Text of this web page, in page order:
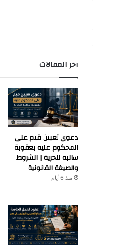
آخر المقالات
دعوى تعيين قيم على
المحكوم عليه بعقوبة
سالبة للحرية | الشروط
والصيغة القانونية
منذ 6 أيام